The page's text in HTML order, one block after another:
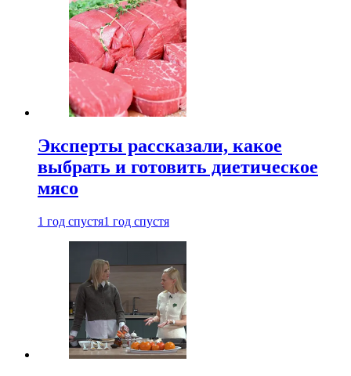
Эксперты рассказали, какое
выбрать и готовить диетическое
мясо
1 год спустя1 год спустя